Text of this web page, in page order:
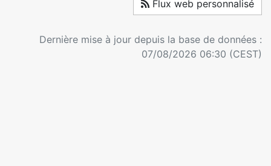
Flux web personnalisé
Dernière mise à jour depuis la base de données :
07/08/2026 06:30 (CEST)